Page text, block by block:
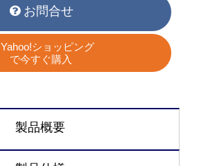
お問合せ
Yahoo!ショッピング
で今すぐ購入
製品概要